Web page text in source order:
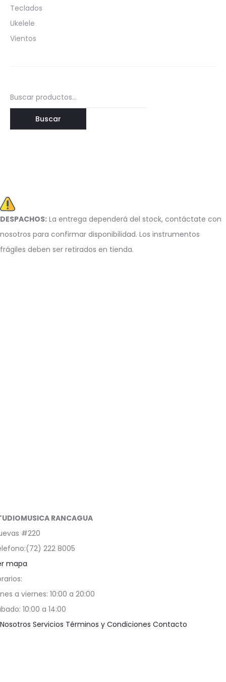
Teclados
Ukelele
Vientos
Buscar
por:
Buscar
DESPACHOS: La entrega dependerá del stock, contáctate con
nosotros para confirmar disponibilidad. Los instrumentos
frágiles deben ser retirados en tienda.
RANCAGUA
#220
222 8005
mapa
a viernes: 10:00 a 20:00
10:00 a 14:00
Nosotros Servicios Términos y Condiciones Contacto